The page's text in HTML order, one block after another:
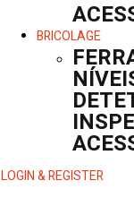
BRICOLAGE
LOGIN & REGISTER